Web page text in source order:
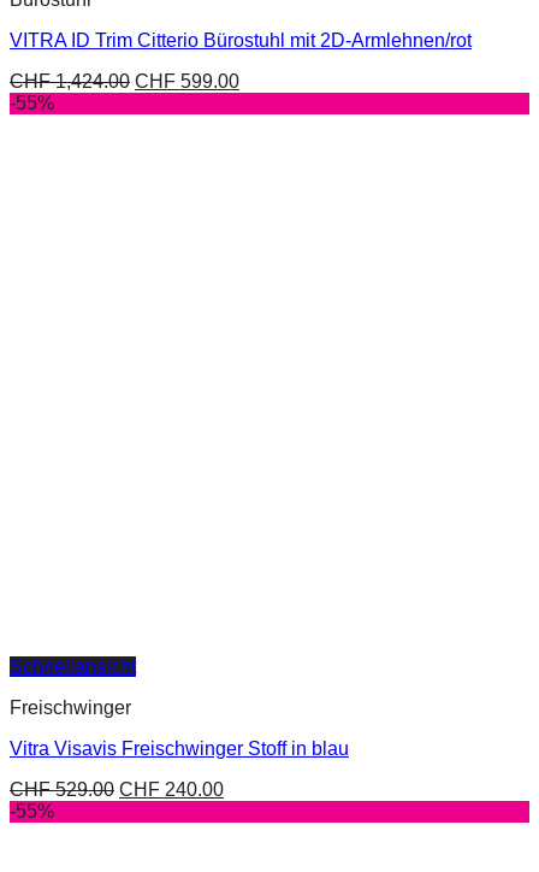
VITRA ID Trim Citterio Bürostuhl mit 2D-Armlehnen/rot
CHF1,424.00 CHF 599.00
-55%
Schnellansicht
Freischwinger
Vitra Visavis Freischwinger Stoff in blau
CHF529.00 CHF 240.00
-55%